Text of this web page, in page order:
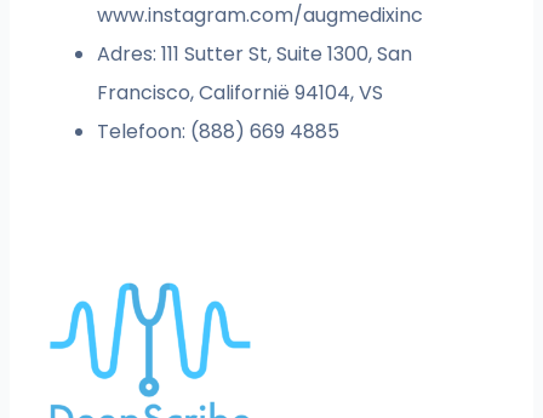
www.instagram.com/augmedixinc
Adres: 111 Sutter St, Suite 1300, San
Francisco, Californië 94104, VS
Telefoon: (888) 669 4885